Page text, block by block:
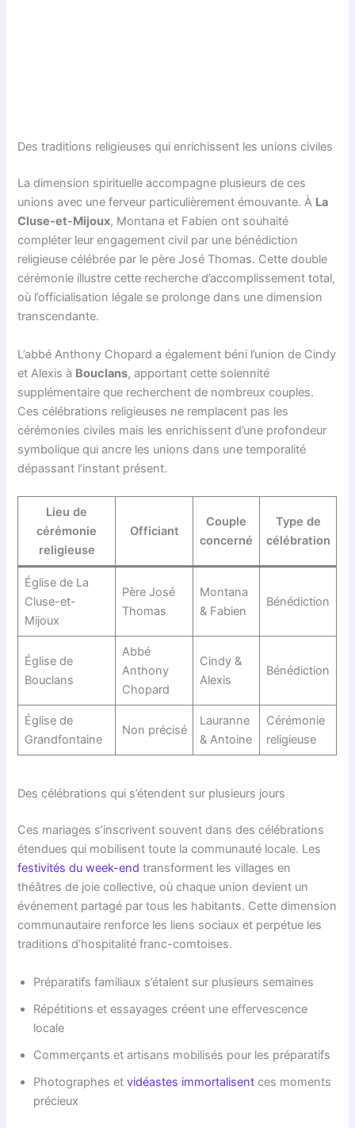
Des traditions religieuses qui enrichissent les unions civiles
La dimension spirituelle accompagne plusieurs de ces
unions avec une ferveur particulièrement émouvante. À La
Cluse-et-Mijoux, Montana et Fabien ont souhaité
compléter leur engagement civil par une bénédiction
religieuse célébrée par le père José Thomas. Cette double
cérémonie illustre cette recherche d’accomplissement total,
où l’officialisation légale se prolonge dans une dimension
transcendante.
L’abbé Anthony Chopard a également béni l’union de Cindy
et Alexis à Bouclans, apportant cette solennité
supplémentaire que recherchent de nombreux couples.
Ces célébrations religieuses ne remplacent pas les
cérémonies civiles mais les enrichissent d’une profondeur
symbolique qui ancre les unions dans une temporalité
dépassant l’instant présent.
Lieu de
cérémonie
religieuse
Officiant
Couple
concerné
Type de
célébration
Église de La
Cluse-et-
Mijoux
Père José
Thomas
Montana
& Fabien
Bénédiction
Église de
Bouclans
Abbé
Anthony
Chopard
Cindy &
Alexis
Bénédiction
Église de
Grandfontaine
Non précisé
Lauranne
& Antoine
Cérémonie
religieuse
Des célébrations qui s’étendent sur plusieurs jours
Ces mariages s’inscrivent souvent dans des célébrations
étendues qui mobilisent toute la communauté locale. Les
festivités du week-end transforment les villages en
théâtres de joie collective, où chaque union devient un
événement partagé par tous les habitants. Cette dimension
communautaire renforce les liens sociaux et perpétue les
traditions d’hospitalité franc-comtoises.
Préparatifs familiaux s’étalent sur plusieurs semaines
Répétitions et essayages créent une effervescence
locale
Commerçants et artisans mobilisés pour les préparatifs
Photographes etvidéastes immortalisent ces moments
précieux